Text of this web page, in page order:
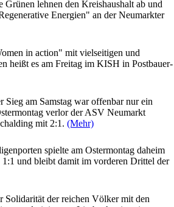
Grünen lehnen den Kreishaushalt ab und
Energien" an der Neumarkter
in action" mit vielseitigen und
heißt es am Freitag im KISH in Postbauer-
Sieg am Samstag war offenbar nur ein
verlor der ASV Neumarkt
mit 2:1. (Mehr)
spielte am Ostermontag daheim
und bleibt damit im vorderen Drittel der
Solidarität der reichen Völker mit den